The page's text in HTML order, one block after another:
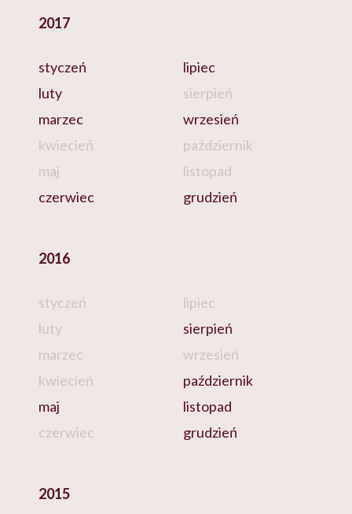
2017
styczeń
luty
marzec
kwiecień
maj
czerwiec
lipiec
sierpień
wrzesień
październik
listopad
grudzień
2016
styczeń
luty
marzec
kwiecień
maj
czerwiec
lipiec
sierpień
wrzesień
październik
listopad
grudzień
2015